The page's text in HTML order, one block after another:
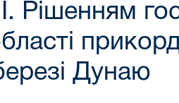
Рішенням
Дунаю